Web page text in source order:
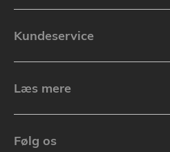
Kundeservice
Læs mere
Følg os